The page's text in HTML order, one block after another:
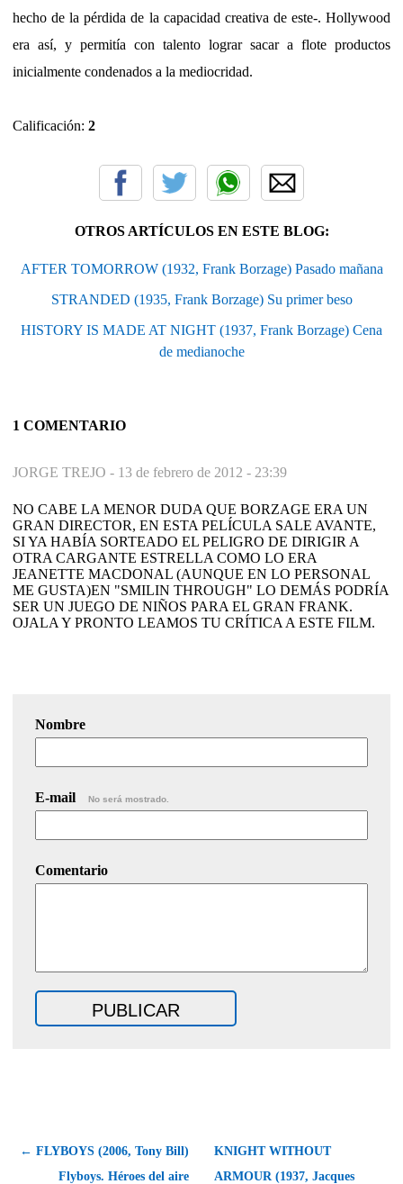
hecho de la pérdida de la capacidad creativa de este-. Hollywood
era así, y permitía con talento lograr sacar a flote productos
inicialmente condenados a la mediocridad.
Calificación: 2
OTROS ARTÍCULOS EN ESTE BLOG:
AFTER TOMORROW (1932, Frank Borzage) Pasado mañana
STRANDED (1935, Frank Borzage) Su primer beso
HISTORY IS MADE AT NIGHT (1937, Frank Borzage) Cena
de medianoche
1 COMENTARIO
JORGE TREJO - 13 de febrero de 2012 - 23:39
NO CABE LA MENOR DUDA QUE BORZAGE ERA UN
GRAN DIRECTOR, EN ESTA PELÍCULA SALE AVANTE,
SI YA HABÍA SORTEADO EL PELIGRO DE DIRIGIR A
OTRA CARGANTE ESTRELLA COMO LO ERA
JEANETTE MACDONAL (AUNQUE EN LO PERSONAL
ME GUSTA)EN "SMILIN THROUGH" LO DEMÁS PODRÍA
SER UN JUEGO DE NIÑOS PARA EL GRAN FRANK.
OJALA Y PRONTO LEAMOS TU CRÍTICA A ESTE FILM.
Nombre
E-mail No será mostrado.
Comentario
← FLYBOYS (2006, Tony Bill)
Flyboys. Héroes del aire
KNIGHT WITHOUT
ARMOUR (1937, Jacques